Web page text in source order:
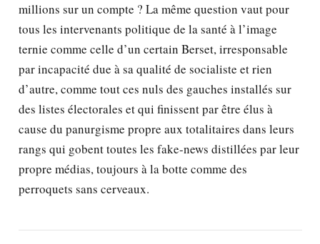
millions sur un compte ? La même question vaut pour
tous les intervenants politique de la santé à l’image
ternie comme celle d’un certain Berset, irresponsable
par incapacité due à sa qualité de socialiste et rien
d’autre, comme tout ces nuls des gauches installés sur
des listes électorales et qui finissent par être élus à
cause du panurgisme propre aux totalitaires dans leurs
rangs qui gobent toutes les fake-news distillées par leur
propre médias, toujours à la botte comme des
perroquets sans cerveaux.